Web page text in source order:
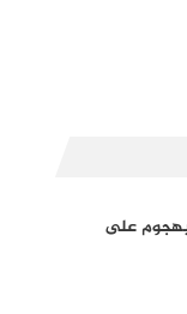
بهجوم على